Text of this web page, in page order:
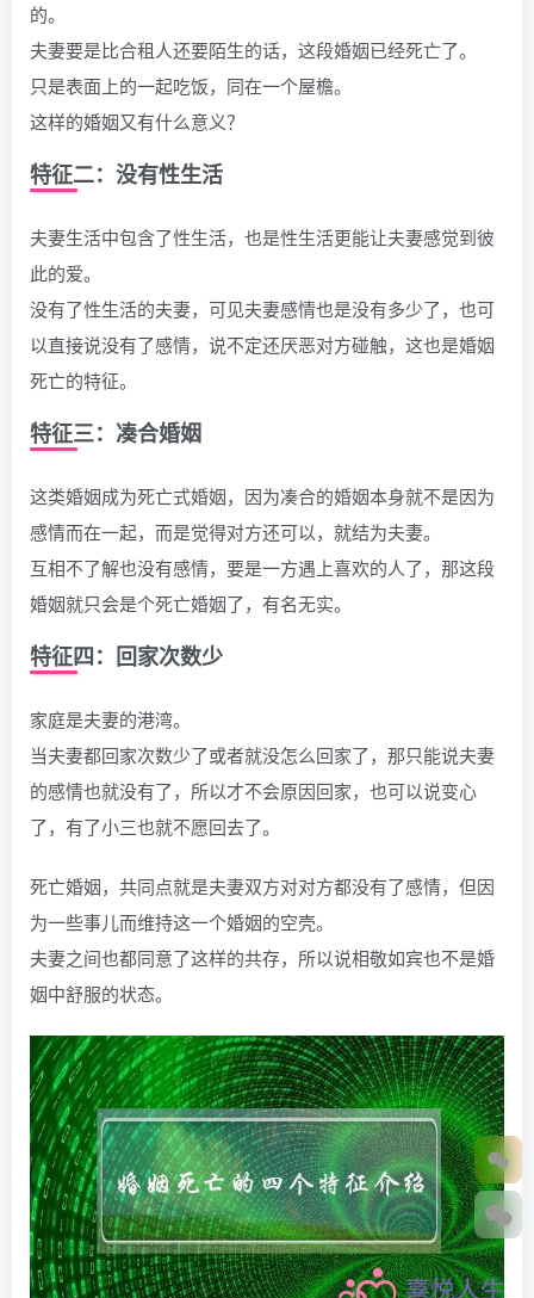
的。
夫妻要是比合租人还要陌生的话，这段婚姻已经死亡了。
只是表面上的一起吃饭，同在一个屋檐。
这样的婚姻又有什么意义？
特征二：没有性生活
夫妻生活中包含了性生活，也是性生活更能让夫妻感觉到彼
此的爱。
没有了性生活的夫妻，可见夫妻感情也是没有多少了，也可
以直接说没有了感情，说不定还厌恶对方碰触，这也是婚姻
死亡的特征。
特征三：凑合婚姻
这类婚姻成为死亡式婚姻，因为凑合的婚姻本身就不是因为
感情而在一起，而是觉得对方还可以，就结为夫妻。
互相不了解也没有感情，要是一方遇上喜欢的人了，那这段
婚姻就只会是个死亡婚姻了，有名无实。
特征四：回家次数少
家庭是夫妻的港湾。
当夫妻都回家次数少了或者就没怎么回家了，那只能说夫妻
的感情也就没有了，所以才不会原因回家，也可以说变心
了，有了小三也就不愿回去了。
死亡婚姻，共同点就是夫妻双方对对方都没有了感情，但因
为一些事儿而维持这一个婚姻的空壳。
夫妻之间也都同意了这样的共存，所以说相敬如宾也不是婚
姻中舒服的状态。